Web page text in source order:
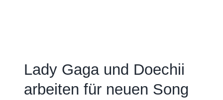
Lady Gaga und Doechii
arbeiten für neuen Song